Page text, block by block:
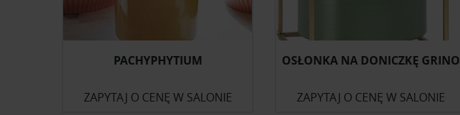
PACHYPHYTIUM
ZAPYTAJ O CENĘ W SALONIE
OSŁONKA NA DONICZKĘ GRINO
ZAPYTAJ O CENĘ W SALONIE